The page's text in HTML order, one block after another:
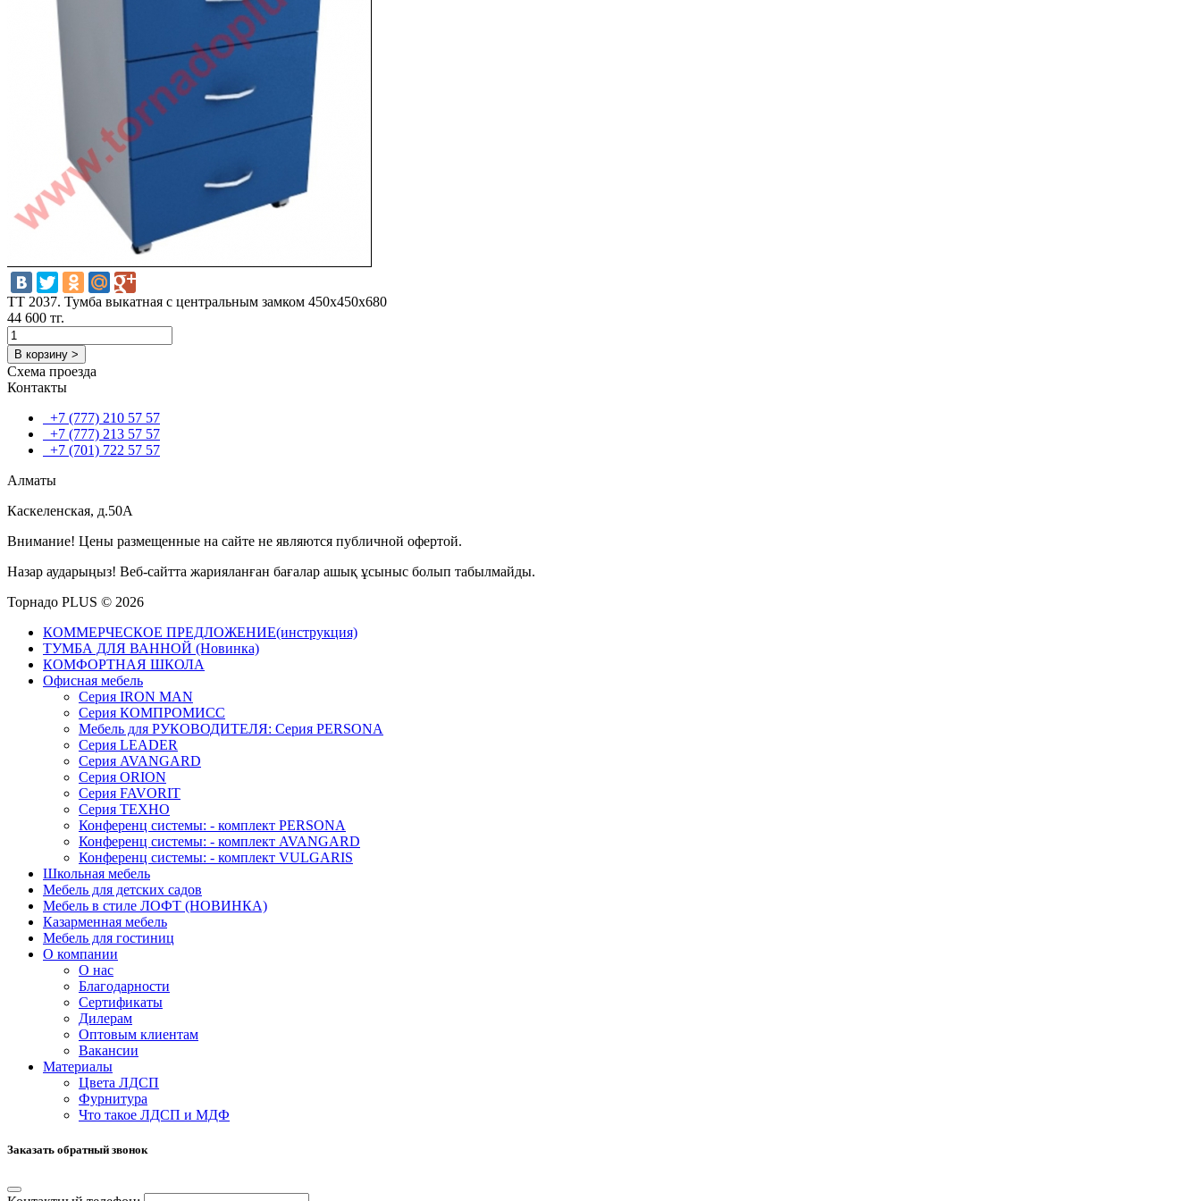
TT 2037. Тумба выкатная с центральным замком 450х450х680
44 600 тг.
В корзину >
Схема проезда
Контакты
+7 (777) 210 57 57
+7 (777) 213 57 57
+7 (701) 722 57 57
Алматы
Каскеленская, д.50А
Внимание! Цены размещенные на сайте не являются публичной офертой.
Назар аударыңыз! Веб-сайтта жарияланған бағалар ашық ұсыныс болып табылмайды.
Торнадо PLUS © 2026
КОММЕРЧЕСКОЕ ПРЕДЛОЖЕНИЕ(инструкция)
ТУМБА ДЛЯ ВАННОЙ (Новинка)
КОМФОРТНАЯ ШКОЛА
Офисная мебель
Серия IRON MAN
Серия КОМПРОМИСС
Мебель для РУКОВОДИТЕЛЯ: Серия PERSONA
Серия LEADER
Серия AVANGARD
Серия ORION
Серия FAVORIT
Серия ТЕХНО
Конференц системы: - комплект PERSONA
Конференц системы: - комплект AVANGARD
Конференц системы: - комплект VULGARIS
Школьная мебель
Мебель для детских садов
Мебель в стиле ЛОФТ (НОВИНКА)
Казарменная мебель
Мебель для гостиниц
О компании
О нас
Благодарности
Сертификаты
Дилерам
Оптовым клиентам
Вакансии
Материалы
Цвета ЛДСП
Фурнитура
Что такое ЛДСП и МДФ
Заказать обратный звонок